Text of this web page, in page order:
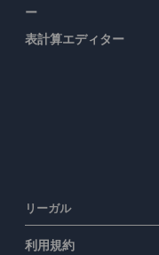
ー
表計算エディター
リーガル
利用規約